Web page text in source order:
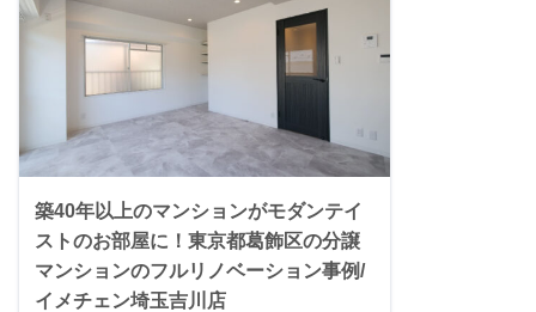
築40年以上のマンションがモダンテイ
ストのお部屋に！東京都葛飾区の分譲
マンションのフルリノベーション事例/
イメチェン埼玉吉川店